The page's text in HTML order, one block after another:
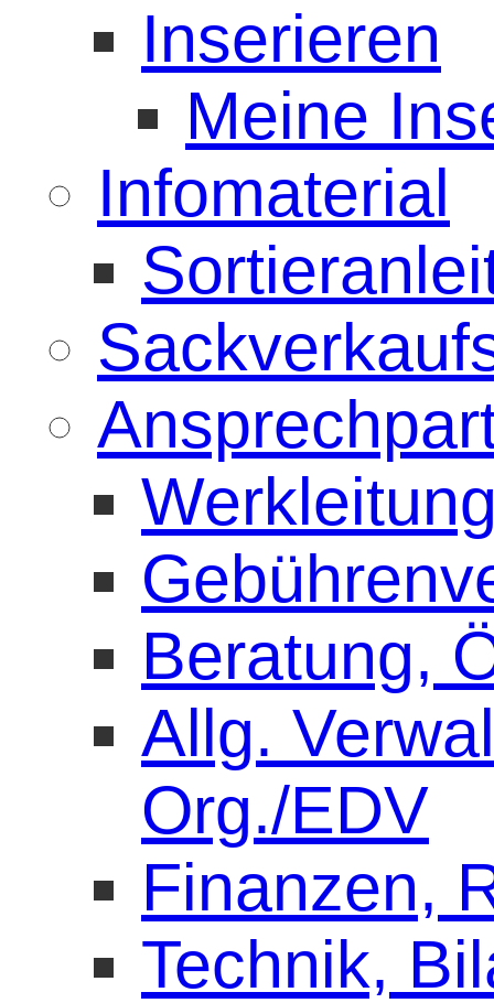
Inserieren
Meine
Infomaterial
Beratung,
Allg.
Org./EDV
Finanzen,
Technik,